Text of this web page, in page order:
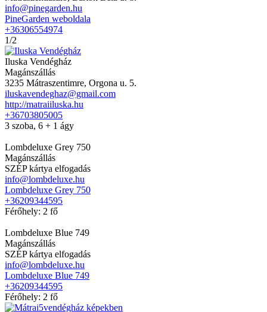
info@pinegarden.hu
PineGarden weboldala
+36306554974
1/2
Iluska Vendégház
Magánszállás
3235 Mátraszentimre, Orgona u. 5.
iluskavendeghaz@gmail.com
http://matraiiluska.hu
+36703805005
3 szoba, 6 + 1 ágy
Lombdeluxe Grey 750
Magánszállás
SZÉP kártya elfogadás
info@lombdeluxe.hu
Lombdeluxe Grey 750
+36209344595
Férőhely: 2 fő
Lombdeluxe Blue 749
Magánszállás
SZÉP kártya elfogadás
info@lombdeluxe.hu
Lombdeluxe Blue 749
+36209344595
Férőhely: 2 fő